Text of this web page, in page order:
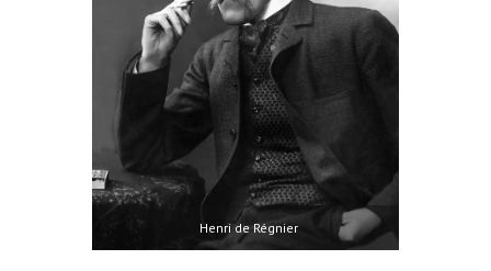
Henri de Régnier